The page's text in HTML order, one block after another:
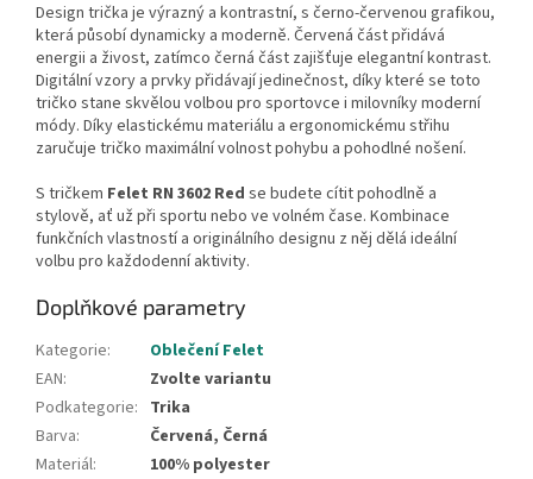
Design trička je výrazný a kontrastní, s černo-červenou grafikou,
která působí dynamicky a moderně. Červená část přidává
energii a živost, zatímco černá část zajišťuje elegantní kontrast.
Digitální vzory a prvky přidávají jedinečnost, díky které se toto
tričko stane skvělou volbou pro sportovce i milovníky moderní
módy. Díky elastickému materiálu a ergonomickému střihu
zaručuje tričko maximální volnost pohybu a pohodlné nošení.
S tričkem Felet RN 3602 Red se budete cítit pohodlně a
stylově, ať už při sportu nebo ve volném čase. Kombinace
funkčních vlastností a originálního designu z něj dělá ideální
volbu pro každodenní aktivity.
Doplňkové parametry
Kategorie:
Oblečení Felet
EAN:
Zvolte variantu
Podkategorie: Trika
Barva:
Červená, Černá
Materiál: 100% polyester